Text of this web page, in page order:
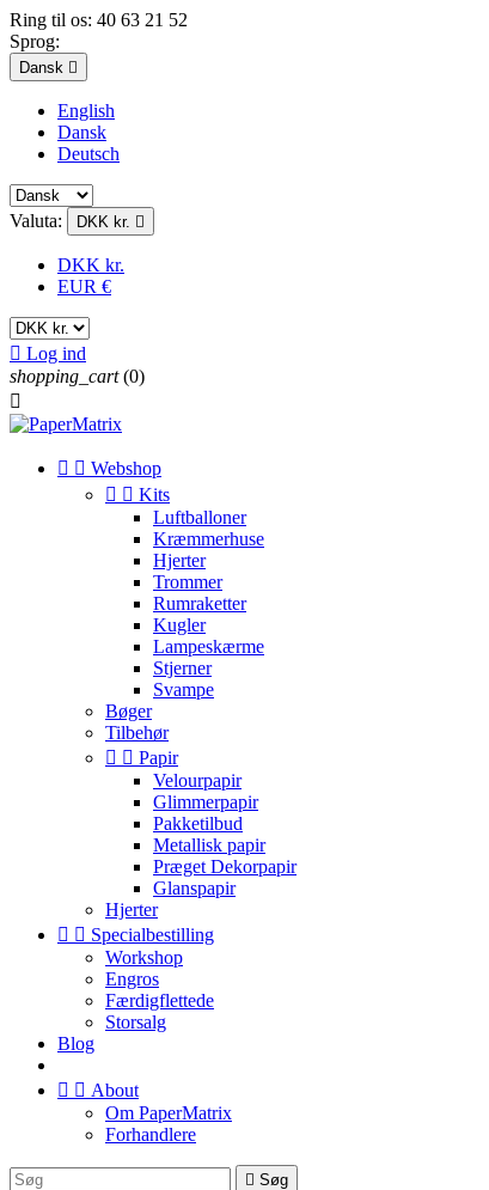
Ring til os: 40 63 21 52
Sprog:
Dansk 
English
Dansk
Deutsch
Valuta: DKK kr. 
DKK kr.
EUR €
 Log ind
shopping_cart (0)

  Webshop
  Kits
Luftballoner
Kræmmerhuse
Hjerter
Trommer
Rumraketter
Kugler
Lampeskærme
Stjerner
Svampe
Bøger
Tilbehør
  Papir
Velourpapir
Glimmerpapir
Pakketilbud
Metallisk papir
Præget Dekorpapir
Glanspapir
Hjerter
  Specialbestilling
Workshop
Engros
Færdigflettede
Storsalg
Blog
  About
Om PaperMatrix
Forhandlere
 Søg